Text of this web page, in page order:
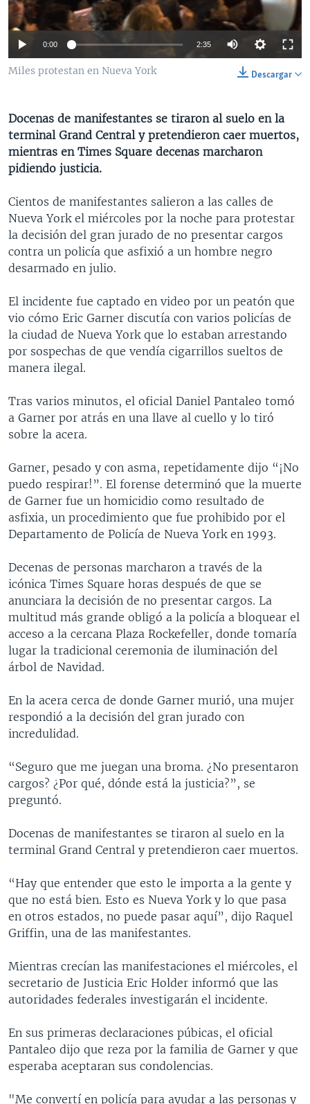
VENEZUELA
NICARAGUA
ECONOMÍA
ENTRETENIMIENTO Y CULTURA
TECNOLOGÍA
CIENCIA Y SALUD
MULTIMEDIA
FOTOGRAFÍA
EL MUNDO AL DÍA
VISIÓN 360
LAS CLAVES
PANORAMA
RADIO
AUDIONOTICIAS
BUENOS DÍAS AMÉRICA
ESTADOS UNIDOS AL DÍA
FORO [RADIO]
DEPORTIVO INTERNACIONAL
NOTA ECONÓMICA
DOCUMENTALES DE LA VOA
Learning English
Idiomas
0:00 2:35
Descargar
Miles protestan en Nueva York
Docenas de manifestantes se tiraron al suelo en la
terminal Grand Central y pretendieron caer muertos,
mientras en Times Square decenas marcharon
pidiendo justicia.
Cientos de manifestantes salieron a las calles de
Nueva York el miércoles por la noche para protestar
la decisión del gran jurado de no presentar cargos
contra un policía que asfixió a un hombre negro
desarmado en julio.
El incidente fue captado en video por un peatón que
vio cómo Eric Garner discutía con varios policías de
la ciudad de Nueva York que lo estaban arrestando
por sospechas de que vendía cigarrillos sueltos de
manera ilegal.
Tras varios minutos, el oficial Daniel Pantaleo tomó
a Garner por atrás en una llave al cuello y lo tiró
sobre la acera.
Garner, pesado y con asma, repetidamente dijo “¡No
puedo respirar!”. El forense determinó que la muerte
de Garner fue un homicidio como resultado de
asfixia, un procedimiento que fue prohibido por el
Departamento de Policía de Nueva York en 1993.
Decenas de personas marcharon a través de la
icónica Times Square horas después de que se
anunciara la decisión de no presentar cargos. La
multitud más grande obligó a la policía a bloquear el
acceso a la cercana Plaza Rockefeller, donde tomaría
lugar la tradicional ceremonia de iluminación del
árbol de Navidad.
En la acera cerca de donde Garner murió, una mujer
respondió a la decisión del gran jurado con
incredulidad.
“Seguro que me juegan una broma. ¿No presentaron
cargos? ¿Por qué, dónde está la justicia?”, se
preguntó.
Docenas de manifestantes se tiraron al suelo en la
terminal Grand Central y pretendieron caer muertos.
“Hay que entender que esto le importa a la gente y
que no está bien. Esto es Nueva York y lo que pasa
en otros estados, no puede pasar aquí”, dijo Raquel
Griffin, una de las manifestantes.
Mientras crecían las manifestaciones el miércoles, el
secretario de Justicia Eric Holder informó que las
autoridades federales investigarán el incidente.
En sus primeras declaraciones púbicas, el oficial
Pantaleo dijo que reza por la familia de Garner y que
esperaba aceptaran sus condolencias.
"Me convertí en policía para ayudar a las personas y